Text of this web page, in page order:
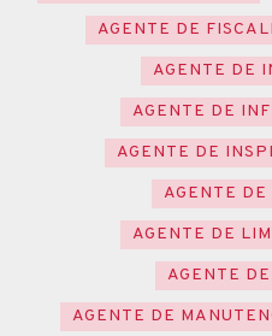
AGENTE DE
AGENTE DE
AGENTE DE
AGENTE DE
AGENTE DE
AGENTE DE
AGENTE
AGENTE DE